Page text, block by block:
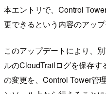
本エントリで、Control
更できるという内容のアッ
このアップデートにより、
ルのCloudTrailログを保存
の変更を、Control Tower管